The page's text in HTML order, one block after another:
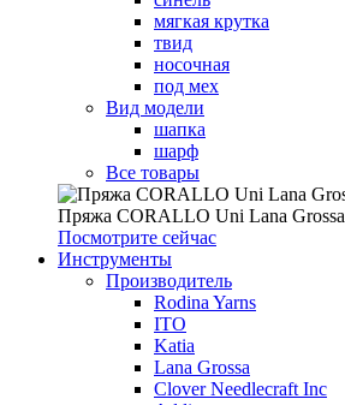
мягкая крутка
твид
носочная
под мех
Вид модели
шапка
шарф
Все товары
Пряжа CORALLO Uni Lana Grossa
Посмотрите сейчас
Инструменты
Производитель
Rodina Yarns
ITO
Katia
Lana Grossa
Clover Needlecraft Inc